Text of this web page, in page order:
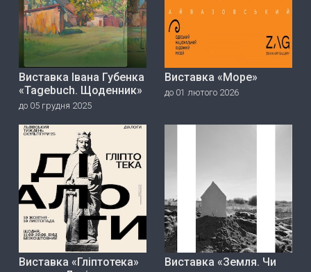
Виставка Івана Губенка
«Tagebuch. Щоденник»
до 05 грудня 2025
Виставка «Море»
до 01 лютого 2026
Виставка «Гліптотека»
Виставка «Земля. Чи